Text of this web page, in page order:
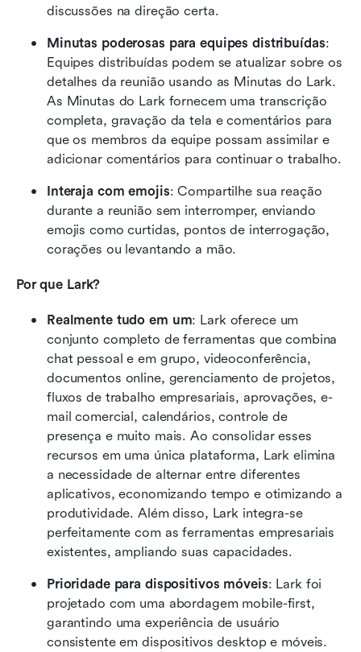
discussões na direção certa.
Minutas poderosas para equipes distribuídas:
Equipes distribuídas podem se atualizar sobre os
detalhes da reunião usando as Minutas do Lark.
As Minutas do Lark fornecem uma transcrição
completa, gravação da tela e comentários para
que os membros da equipe possam assimilar e
adicionar comentários para continuar o trabalho.
Interaja com emojis: Compartilhe sua reação
durante a reunião sem interromper, enviando
emojis como curtidas, pontos de interrogação,
corações ou levantando a mão.
Por que Lark?
Realmente tudo em um: Lark oferece um
conjunto completo de ferramentas que combina
chat pessoal e em grupo, videoconferência,
documentos online, gerenciamento de projetos,
fluxos de trabalho empresariais, aprovações, e-
mail comercial, calendários, controle de
presença e muito mais. Ao consolidar esses
recursos em uma única plataforma, Lark elimina
a necessidade de alternar entre diferentes
aplicativos, economizando tempo e otimizando a
produtividade. Além disso, Lark integra-se
perfeitamente com as ferramentas empresariais
existentes, ampliando suas capacidades.
Prioridade para dispositivos móveis: Lark foi
projetado com uma abordagem mobile-first,
garantindo uma experiência de usuário
consistente em dispositivos desktop e móveis.